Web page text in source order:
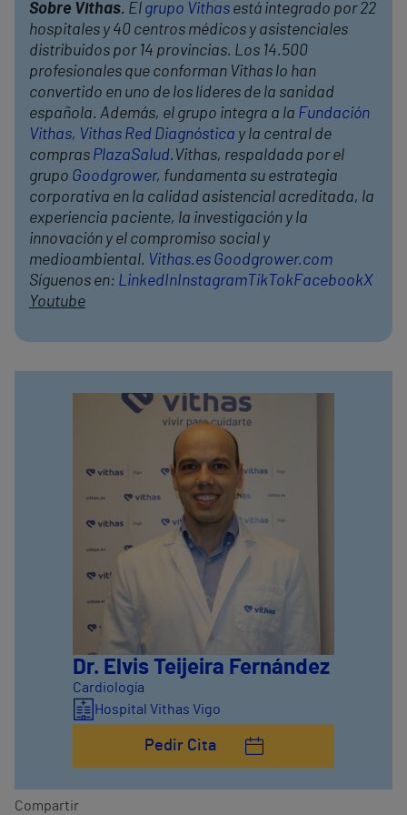
Sobre Vithas. El grupo Vithas está integrado por 22
hospitales y 40 centros médicos y asistenciales
distribuidos por 14 provincias. Los 14.500
profesionales que conforman Vithas lo han
convertido en uno de los líderes de la sanidad
española. Además, el grupo integra a la Fundación
Vithas, Vithas Red Diagnóstica y la central de
compras PlazaSalud.Vithas, respaldada por el
grupo Goodgrower, fundamenta su estrategia
corporativa en la calidad asistencial acreditada, la
experiencia paciente, la investigación y la
innovación y el compromiso social y
medioambiental. Vithas.es Goodgrower.com
Síguenos en: LinkedInInstagram TikTokFacebookX
Youtube
Dr. Elvis Teijeira Fernández
Cardiología
Hospital Vithas Vigo
Pedir Cita
Compartir